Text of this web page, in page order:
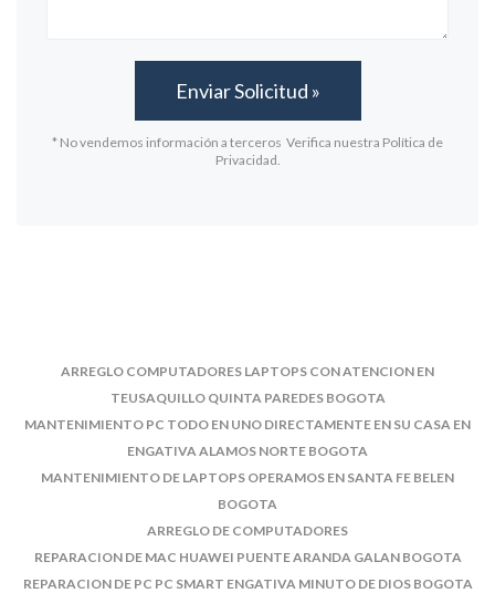
* No vendemos información a terceros Verifica nuestra Política de
Privacidad.
ARREGLO COMPUTADORES LAPTOPS CON ATENCION EN
TEUSAQUILLO QUINTA PAREDES BOGOTA
MANTENIMIENTO PC TODO EN UNO DIRECTAMENTE EN SU CASA EN
ENGATIVA ALAMOS NORTE BOGOTA
MANTENIMIENTO DE LAPTOPS OPERAMOS EN SANTA FE BELEN
BOGOTA
ARREGLO DE COMPUTADORES
REPARACION DE MAC HUAWEI PUENTE ARANDA GALAN BOGOTA
REPARACION DE PC PC SMART ENGATIVA MINUTO DE DIOS BOGOTA